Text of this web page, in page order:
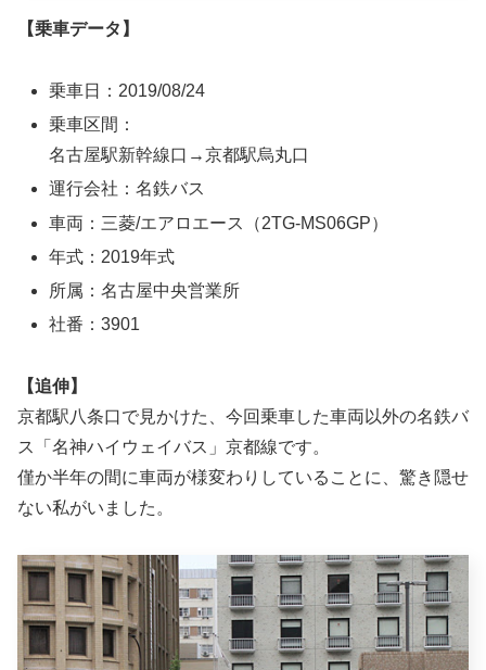
【乗車データ】
乗車日：2019/08/24
乗車区間：
名古屋駅新幹線口→京都駅烏丸口
運行会社：名鉄バス
車両：三菱/エアロエース（2TG-MS06GP）
年式：2019年式
所属：名古屋中央営業所
社番：3901
【追伸】
京都駅八条口で見かけた、今回乗車した車両以外の名鉄バ
ス「名神ハイウェイバス」京都線です。
僅か半年の間に車両が様変わりしていることに、驚き隠せ
ない私がいました。